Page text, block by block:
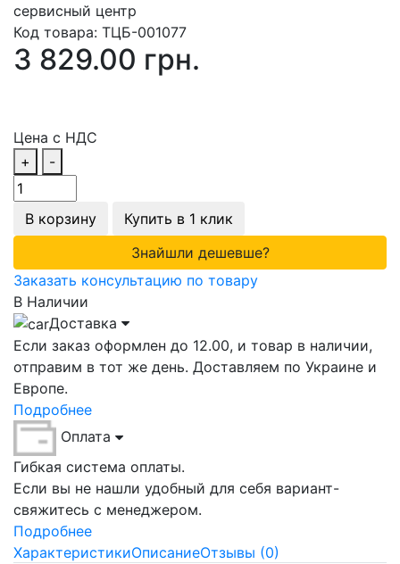
сервисный центр
Код товара: ТЦБ-001077
3 829.00 грн.
Цена с НДС
+
-
В корзину
Купить в 1 клик
Знайшли дешевше?
Заказать консультацию по товару
В Наличии
Доставка
Если заказ оформлен до 12.00, и товар в наличии,
отправим в тот же день. Доставляем по Украине и
Европе.
Подробнее
Оплата
Гибкая система оплаты.
Если вы не нашли удобный для себя вариант-
свяжитесь с менеджером.
Подробнее
ХарактеристикиОписаниеОтзывы (0)